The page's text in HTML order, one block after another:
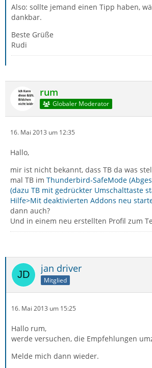
Also: sollte jemand einen Tipp haben,
dankbar.
Beste Grüße
Rudi
rum
Globaler Moderator
16. Mai 2013 um 12:35
Hallo,
mir ist nicht bekannt, dass TB da was
mal TB im Thunderbird-SafeMode
(dazu TB mit gedrückter Umschalttaste
Hilfe>Mit deaktivierten Addons neu
dann auch?
Und in einem neu erstellten Profil zum
jan driver
Mitglied
16. Mai 2013 um 15:25
Hallo rum,
werde versuchen, die Empfehlungen
Melde mich dann wieder.